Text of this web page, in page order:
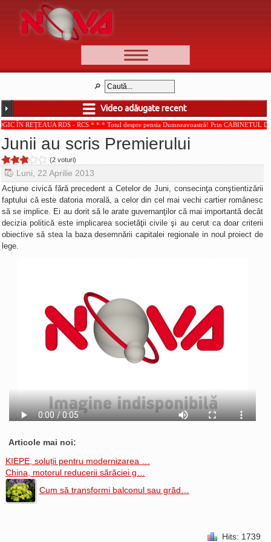
📰 Ştiri
🆕 Cele mai noi
Ştirile Nova TV
Poveşti din Braşov
Punct şi de la capăt
Faţă în faţă
Punctul pe I
BV-01-ADE
Aici pentru tine
Dialoguri cu Ghişe
Bucuria Credinţei
Contact
Video adăugate recent
ÎN REŢEAUA RDS - RCS * * * Totul despre pensia Dumneavoastră! Prin CABINETUL
Junii au scris Premierului
(2 voturi)
Luni, 22 Aprilie 2013
Acţiune civică fără precedent a Cetelor de Juni, consecinţa conştientizării
faptului că este datoria morală, a celor din cel mai vechi cartier românesc
să se implice. Ei au dorit să le arate guvernanţilor că mai importantă decât
decizia politică este implicarea societăţii civile şi au cerut ca doar criterii
obiective să stea la baza desemnării capitalei regionale in noul proiect de
lege.
Articole mai noi:
KIEPE, soluții pentru modernizarea …
China, motorul reducerii sărăciei g…
Cum să transformi balconul sau grăd…
Hits: 1739